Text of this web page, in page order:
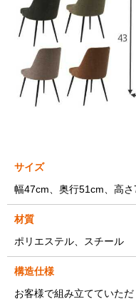
サイズ
幅47cm、奥行51cm、高
材質
ポリエステル、スチール
構造仕様
お客様で組み立てていた